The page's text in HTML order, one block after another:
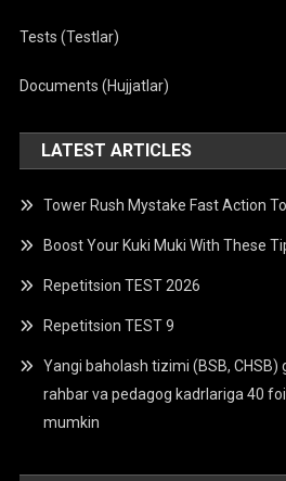
Tests (Testlar)
Documents (Hujjatlar)
LATEST ARTICLES
Tower Rush Mystake Fast Action
Boost Your Kuki Muki With These
Repetitsion TEST 2026
Repetitsion TEST 9
Yangi baholash tizimi (BSB, CHSB)
rahbar va pedagog kadrlariga 40
mumkin